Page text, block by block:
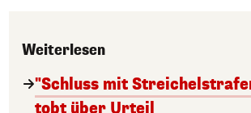
Weiterlesen
"Schluss mit